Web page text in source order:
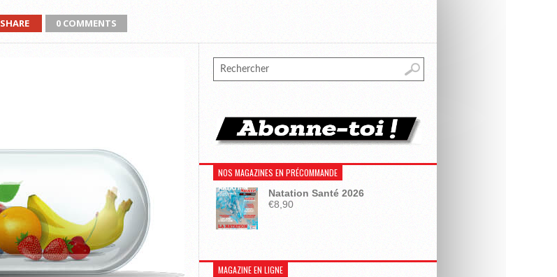
SHARE 0 COMMENTS
NOS MAGAZINES EN PRÉCOMMANDE
Natation Santé 2026
€8,90
MAGAZINE EN LIGNE